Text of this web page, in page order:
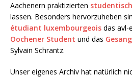
Aachenern praktizierten
lassen. Besonders hervorzuheben
étudiant luxembourgeois das avl-
Oochener Student und das
Sylvain Schrantz.
Unser eigenes Archiv hat natürlich